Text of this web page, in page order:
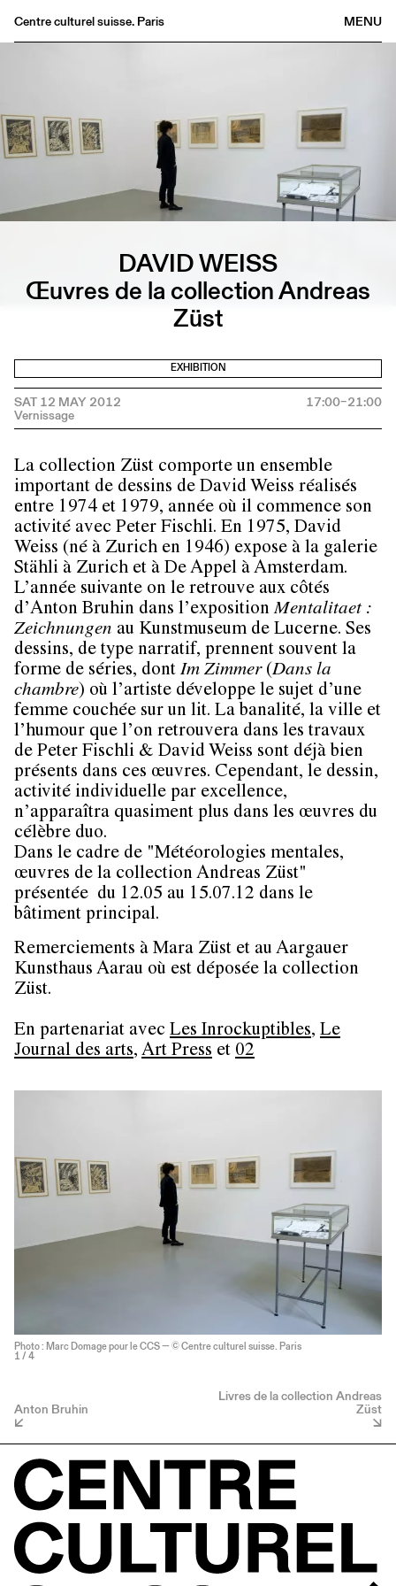
MENU
Centre culturel suisse. Paris
Buvette
Archives
Publications
About
DAVID WEISS
Œuvres de la collection Andreas
Züst
EXHIBITION
SAT 12 MAY 2012 17:00–21:00
La collection Züst comporte un ensemble
important de dessins de David Weiss réalisés
entre 1974 et 1979, année où il commence son
activité avec Peter Fischli. En 1975, David
Weiss (né à Zurich en 1946) expose à la galerie
Stähli à Zurich et à De Appel à Amsterdam.
L’année suivante on le retrouve aux côtés
d’Anton Bruhin dans l’expositionMentalitaet :
Zeichnungen au Kunstmuseum de Lucerne. Ses
dessins, de type narratif, prennent souvent la
forme de séries, dont Im Zimmer(Dans la
chambre) où l’artiste développe le sujet d’une
femme couchée sur un lit. La banalité, la ville et
l’humour que l’on retrouvera dans les travaux
de Peter Fischli & David Weiss sont déjà bien
présents dans ces œuvres. Cependant, le dessin,
activité individuelle par excellence,
n’apparaîtra quasiment plus dans les œuvres du
célèbre duo.
Dans le cadre de "Météorologies mentales,
œuvres de la collection Andreas Züst"
présentée du 12.05 au 15.07.12 dans le
bâtiment principal.
Remerciements à Mara Züst et au Aargauer
Kunsthaus Aarau où est déposée la collection
Züst.
En partenariat avec Les Inrockuptibles, Le
Journal des arts, Art Press et 02
Photo : Marc Domage pour le CCS — © Centre culturel suisse. Paris
1 / 4
Anton Bruhin
Livres de la collection Andreas
Züst